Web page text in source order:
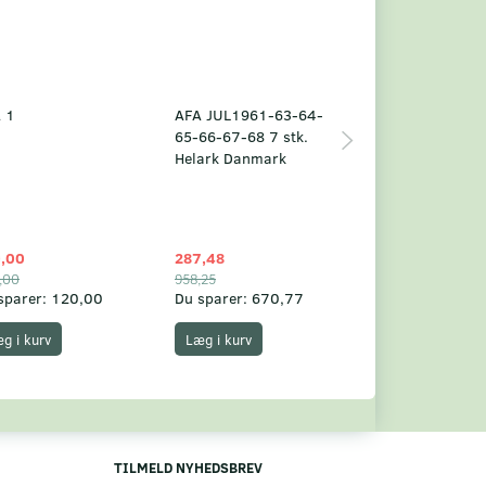
1
120,00
i kurv
AFA JUL1961-63-64-
65-66-67-68 7 stk.
Helark Danmark
287,48
958,25
Du sparer: 670,77
Læg i kurv
TILMELD NYHEDSBREV